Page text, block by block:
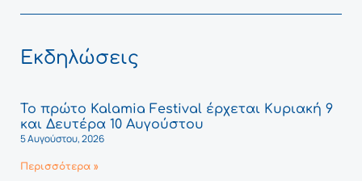
Εκδηλώσεις
Το πρώτο Kalamia Festival έρχεται Κυριακή 9
και Δευτέρα 10 Αυγούστου
5 Αυγούστου, 2026
Περισσότερα »